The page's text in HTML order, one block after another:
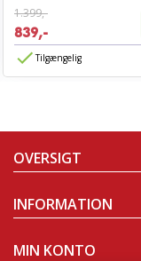
1.399,-
839,-
Tilgængelig
OVERSIGT
INFORMATION
MIN KONTO